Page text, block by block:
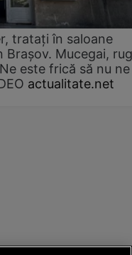
tratați în saloane
Brașov. Mucegai,
este frică să nu ne
actualitate.net